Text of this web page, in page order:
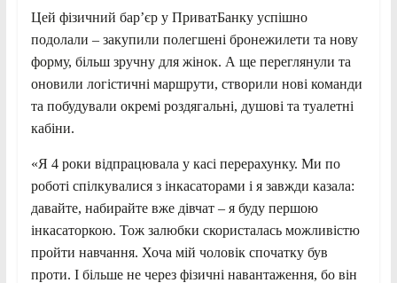
Цей фізичний бар’єр у ПриватБанку успішно
подолали – закупили полегшені бронежилети та нову
форму, більш зручну для жінок. А ще переглянули та
оновили логістичні маршрути, створили нові команди
та побудували окремі роздягальні, душові та туалетні
кабіни.
«Я 4 роки відпрацювала у касі перерахунку. Ми по
роботі спілкувалися з інкасаторами і я завжди казала:
давайте, набирайте вже дівчат – я буду першою
інкасаторкою. Тож залюбки скористалась можливістю
пройти навчання. Хоча мій чоловік спочатку був
проти. І більше не через фізичні навантаження, бо він